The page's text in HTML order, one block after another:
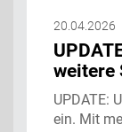
20.04.2026
weitere
UPDATE:
ein. Mit